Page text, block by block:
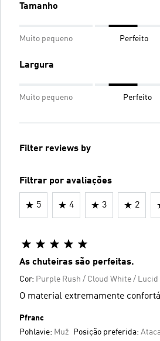
Tamanho
Muito pequeno Perfeito
Largura
Muito pequeno Perfeito
Filter reviews by
Filtrar por avaliações
5 4 3 2
As chuteiras são perfeitas.
Cor: Purple Rush / Cloud White / Lucid
Pfranc
Pohlavie: Muž Posição preferida: